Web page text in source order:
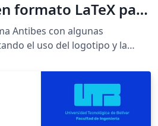
formato LaTeX para
-
- Negro
Antibes con algunas
el uso del logotipo y la
Tecnológica de
el manual de identidad de la
de uso exclusivo para los
de la Facultad de Ingeniería de